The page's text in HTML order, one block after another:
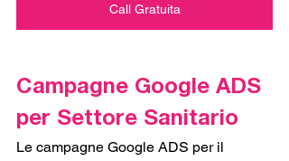
Call Gratuita
Campagne Google ADS
per Settore Sanitario
Le campagne Google ADS per il